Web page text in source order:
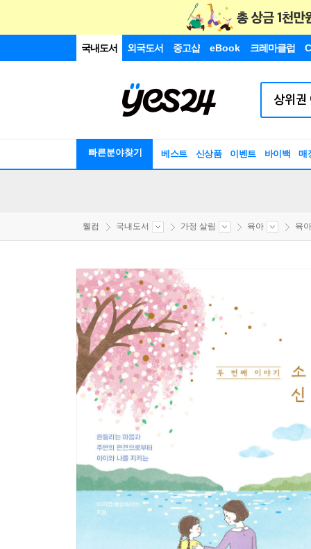
국내도서 외국도서 중고샵 eBook 크레마클럽
빠른분야찾기 베스트 신상품 이벤트 바이백 매
웰컴 국내도서 가정 살림 육아 육